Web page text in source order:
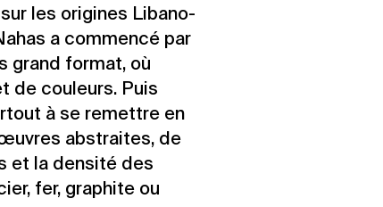
les origines Libano-
a commencé par
grand format, où
de couleurs. Puis
à se remettre en
abstraites, de
et la densité des
fer, graphite ou